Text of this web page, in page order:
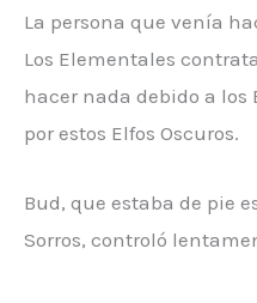
La persona que venía
Los Elementales
hacer nada debido a
por estos Elfos Oscuros.
Bud, que estaba de pie
Sorros, controló